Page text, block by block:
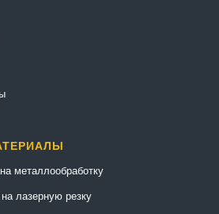
металлообработку
лазерную резку